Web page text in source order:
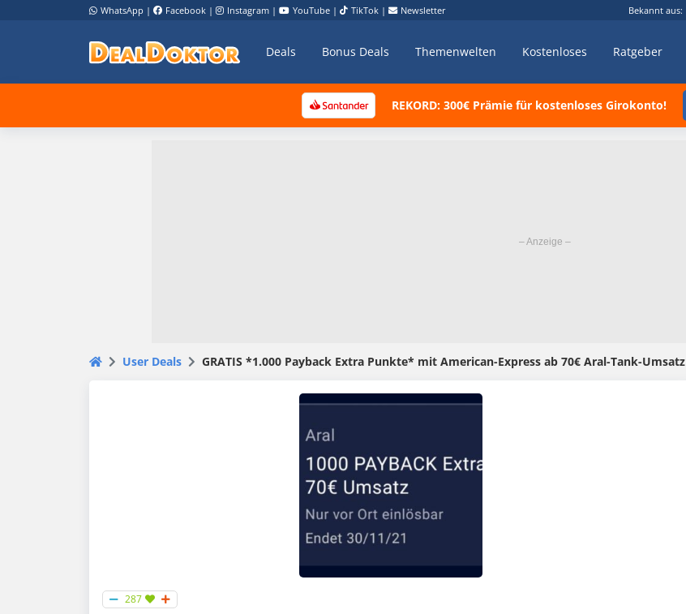
WhatsApp | Facebook | Instagram | YouTube | TikTok | Newsletter Bekannt aus:
Deals Bonus Deals Themenwelten Kostenloses Ratgeber
REKORD: 300€ Prämie für kostenloses Girokonto!
User Deals GRATIS *1.000 Payback Extra Punkte* mit American-Express ab 70€ Aral-Tank-Umsatz
287